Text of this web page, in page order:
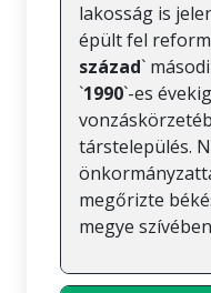
lakosság is
épült fel
század`
`1990`-es
társtelepülés.
megőrizte
megye